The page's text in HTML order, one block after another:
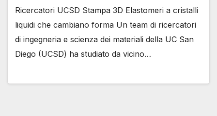
Ricercatori UCSD Stampa 3D Elastomeri a cristalli
liquidi che cambiano forma Un team di ricercatori
di ingegneria e scienza dei materiali della UC San
Diego (UCSD) ha studiato da vicino…